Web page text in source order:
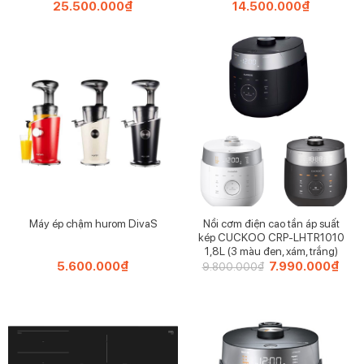
ngon như hầm xương, kho thịt cá, nấu canh, chiên xào
25.500.000₫ 14.500.000₫
Máy ép chậm hurom DivaS
5.600.000₫
Nồi cơm điện cao tần áp suất
kép CUCKOO CRP-LHTR1010
1,8L (3 màu đen, xám, trắng)
9.800.000₫ Giá
7.990.000₫